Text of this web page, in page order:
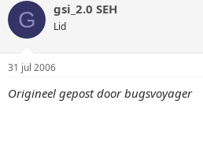
G gsi_2.0 SEH
Lid
31 jul 2006
Origineel gepost door bugsvoyager